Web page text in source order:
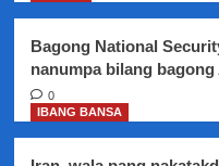
susunod
na
Bagong National
nanumpa bilang
0
IBANG BANSA